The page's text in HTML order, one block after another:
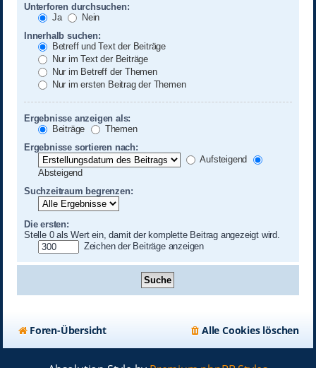
Unterforen durchsuchen:
Ja
Nein
Innerhalb suchen:
Betreff und Text der Beiträge
Nur im Text der Beiträge
Nur im Betreff der Themen
Nur im ersten Beitrag der Themen
Ergebnisse anzeigen als:
Beiträge
Themen
Ergebnisse sortieren nach:
Aufsteigend
Absteigend
Suchzeitraum begrenzen:
Die ersten:
Stelle 0 als Wert ein, damit der komplette Beitrag angezeigt wird.
Zeichen der Beiträge anzeigen
Foren-Übersicht Alle Cookies löschen